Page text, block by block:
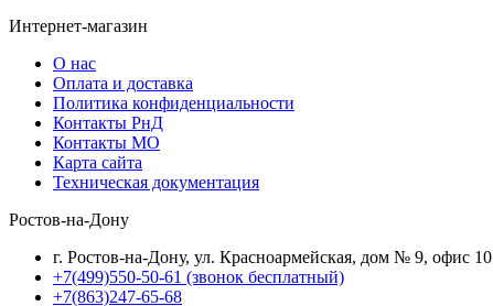
Интернет-магазин
О нас
Оплата и доставка
Политика конфиденциальности
Контакты РнД
Контакты МО
Карта сайта
Техническая документация
Ростов-на-Дону
г. Ростов-на-Дону, ул. Красноармейская, дом № 9, офис 10
+7(499)550-50-61 (звонок бесплатный)
+7(863)247-65-68